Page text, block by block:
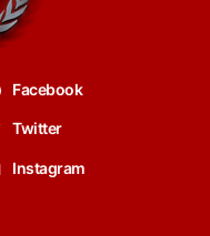
Facebook
Twitter
Instagram